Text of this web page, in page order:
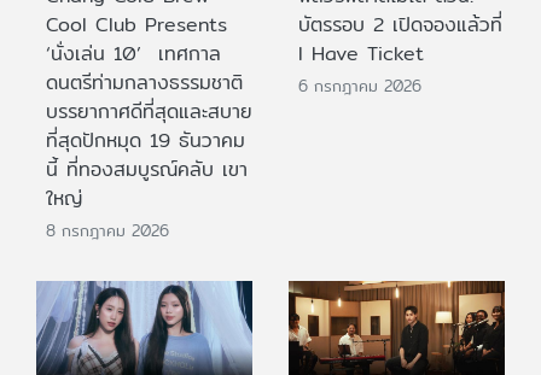
Cool Club Presents
‘นั่งเล่น 10’ เทศกาล
ดนตรีท่ามกลางธรรมชาติ
บรรยากาศดีที่สุดและสบาย
ที่สุดปักหมุด 19 ธันวาคม
นี้ ที่ทองสมบูรณ์คลับ เขา
ใหญ่
8 กรกฎาคม 2026
บัตรรอบ 2 เปิดจองแล้วที่
I Have Ticket
6 กรกฎาคม 2026